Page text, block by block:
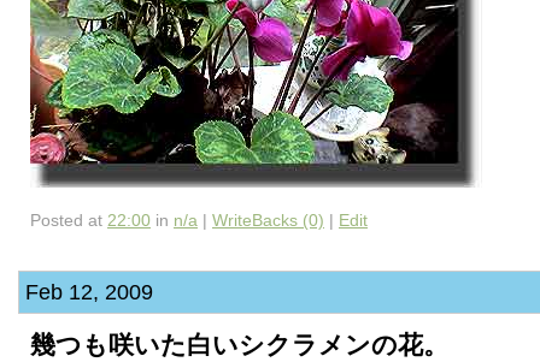
Posted at 22:00 in n/a | WriteBacks (0) | Edit
Feb 12, 2009
幾つも咲いた白いシクラメンの花。